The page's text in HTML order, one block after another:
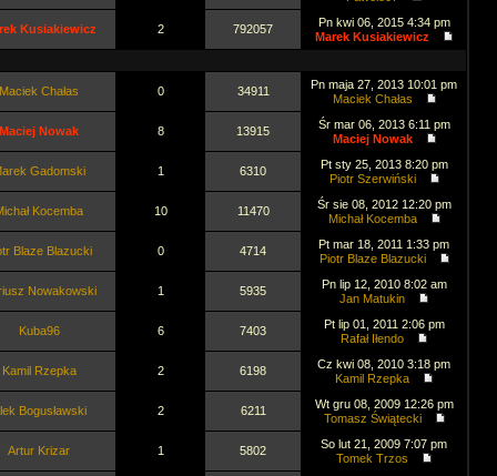
Kusiakiewicz 2 792057
Pn kwi 06, 2015 4:34 pm
Marek Kusiakiewicz
Maciek Chałas 0 34911
Pn maja 27, 2013 10:01 pm
Maciek Chałas
Maciej Nowak 8 13915
Śr mar 06, 2013 6:11 pm
Maciej Nowak
Gadomski 1 6310
Pt sty 25, 2013 8:20 pm
Piotr Szerwiński
Kocemba 10 11470
Śr sie 08, 2012 12:20 pm
Michał Kocemba
Blaze Blazucki 0 4714
Pt mar 18, 2011 1:33 pm
Piotr Blaze Blazucki
Nowakowski 1 5935
Pn lip 12, 2010 8:02 am
Jan Matukin
Kuba96 6 7403
Pt lip 01, 2011 2:06 pm
Rafał Iłendo
Kamil Rzepka 2 6198
Cz kwi 08, 2010 3:18 pm
Kamil Rzepka
Bogusławski 2 6211
Wt gru 08, 2009 12:26 pm
Tomasz Świątecki
Artur Krizar 1 5802
So lut 21, 2009 7:07 pm
Tomek Trzos